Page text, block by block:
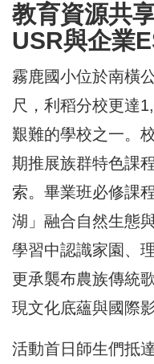
教育資源共
USR與企業
霧鹿國小位於南橫
尺，利稻分校更達
艱難的學校之一。
期推展族群特色課
索。畢業班必修課
湖」融合自然生態
學習中認識家園、
更承襲布農族傳統
現文化底蘊與國際影
活動首日師生們抵